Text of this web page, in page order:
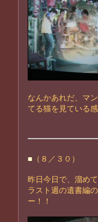
なんかあれだ、マ
てる猫を見ている感
■ （８／３０）
昨日今日で、溜め
ラスト週の遺書編
ー！！